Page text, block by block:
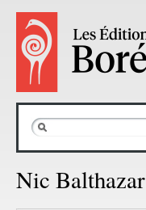
Nic Balthazar